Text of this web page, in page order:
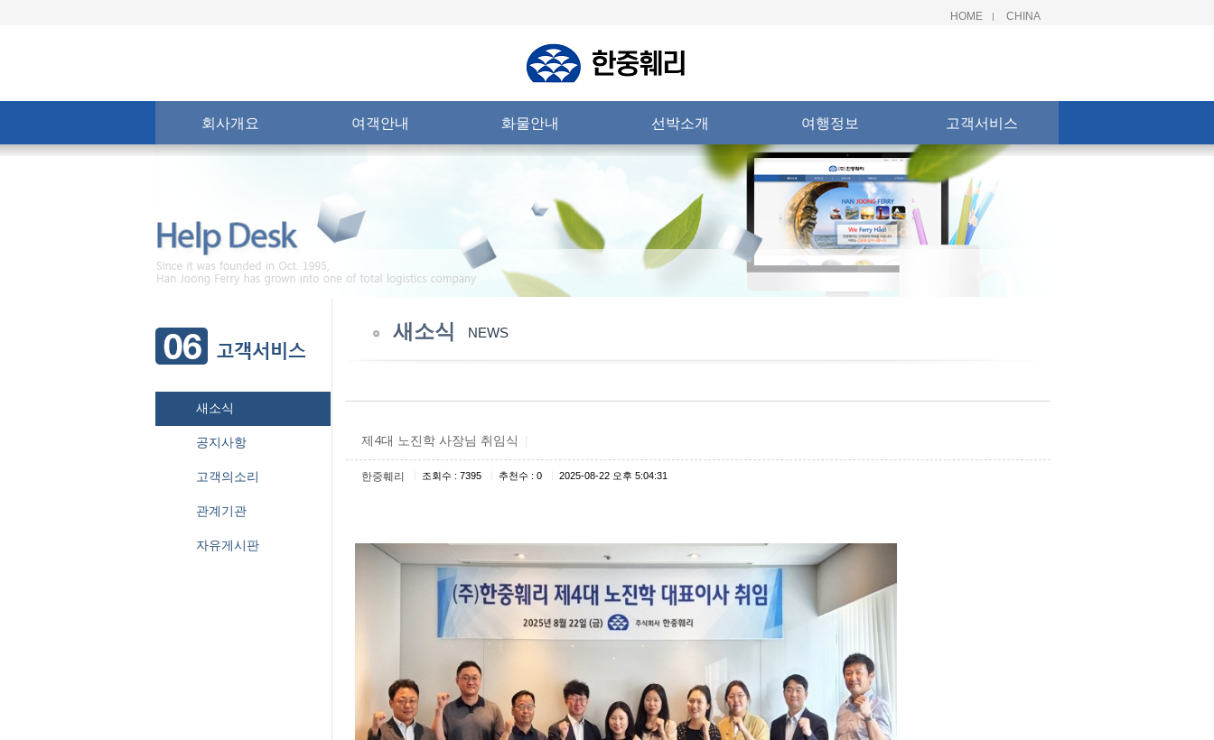
HOME | CHINA
회사개요 여객안내 화물안내 선박소개 여행정보 고객서비스
새소식
공지사항
고객의소리
관계기관
자유게시판
새소식 NEWS
제4대 노진학 사장님 취임식
한중훼리 조회수 : 7395 추천수 : 0 2025-08-22 오후 5:04:31